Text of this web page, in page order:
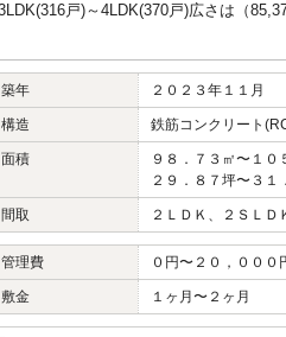
戸)～4LDK(370戸)広さは（
築年 ２０２３年１１月
構造 鉄筋コンクリート
面積
９８．７３㎡〜１０
２９．８７坪〜３１
間取 ２ＬＤＫ、２ＳＬＤ
管理費 ０円〜２０，０００
敷金 １ヶ月〜２ヶ月